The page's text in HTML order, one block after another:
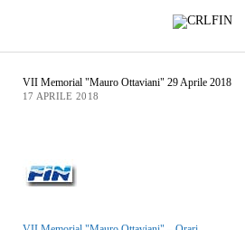
VII Memorial "Mauro Ottaviani" 29 Aprile 2018
17 APRILE 2018